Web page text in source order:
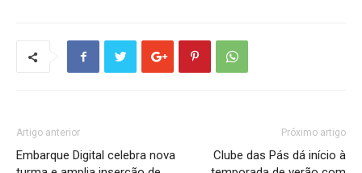
Artigo anterior
Embarque Digital celebra nova
Próximo artigo
Clube das Pás dá início à